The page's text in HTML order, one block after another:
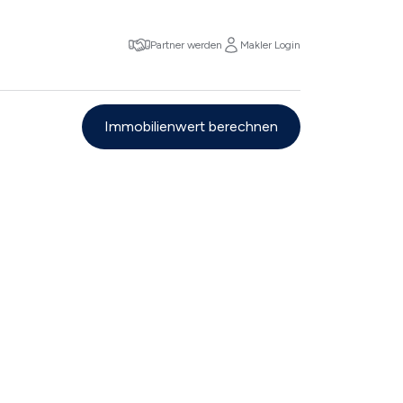
Partner werden Makler Login
Immobilienwert berechnen